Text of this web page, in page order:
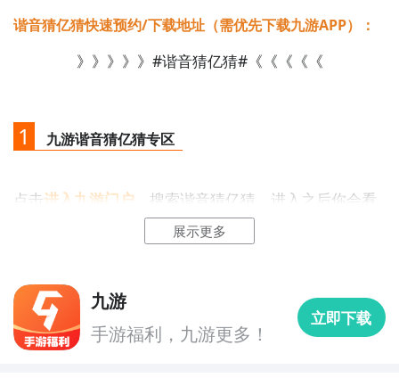
谐音猜亿猜快速预约/下载地址（需优先下载九游APP）：
》》》》》#谐音猜亿猜#《《《《《
1 九游谐音猜亿猜专区
点击进入九游门户 ，搜索谐音猜亿猜，进入之后你会看
到一个下载按钮，分别是【高速下载】
速下载可以更加节省下载时间和流量，能够很好的解决
展示更多
九游
手游福利，九游更多！
立即下载